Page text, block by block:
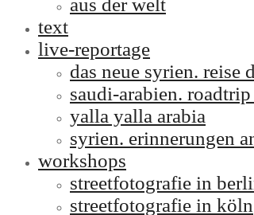
aus der welt
text
live-reportage
das neue syrien. reise
saudi-arabien.
yalla yalla arabia
syrien. erinnerungen
workshops
streetfotografie in
streetfotografie in köln